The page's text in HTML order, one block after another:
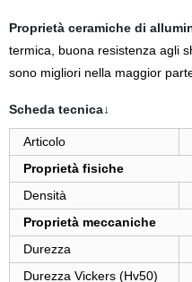
Proprietà ceramiche di
termica, buona resistenza agli
sono migliori nella maggior
Scheda tecnica↓
Articolo
Proprietà fisiche
Densità
Proprietà meccaniche
Durezza
Durezza Vickers (Hv50)